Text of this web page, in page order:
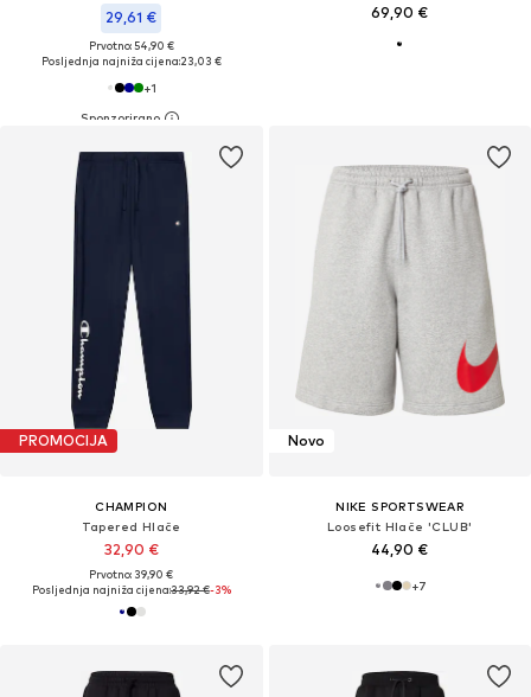
29,61 €
Prvotno: 54,90 €
Posljednja najniža cijena:23,03 €
+1
69,90 €
PROMOCIJA
CHAMPION
Tapered Hlače
32,90 €
Prvotno: 39,90 €
Posljednja najniža cijena:33,92 €-3%
Novo
NIKE SPORTSWEAR
Loosefit Hlače 'CLUB'
44,90 €
+7